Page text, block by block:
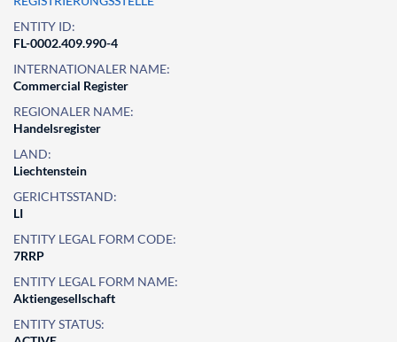
ENTITY ID:
FL-0002.409.990-4
INTERNATIONALER NAME:
Commercial Register
REGIONALER NAME:
Handelsregister
LAND:
Liechtenstein
GERICHTSSTAND:
LI
ENTITY LEGAL FORM CODE:
7RRP
ENTITY LEGAL FORM NAME:
Aktiengesellschaft
ENTITY STATUS: